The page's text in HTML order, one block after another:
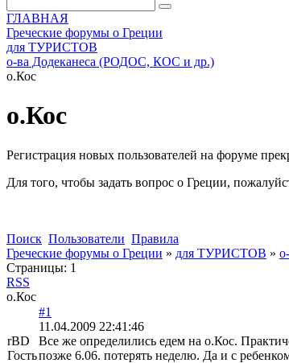
ГЛАВНАЯ
Греческие форумы о Греции
для ТУРИСТОВ
о-ва Додеканеса (РОДОС, КОС и др.)
о.Кос
о.Кос
Регистрация новых пользователей на форуме
Для того, чтобы задать вопрос о Греции,
Поиск Пользователи Правила
Греческие форумы о Греции » для ТУРИСТОВ »
Страницы: 1
RSS
о.Кос
rBD
Гость
#1
11.04.2009 22:41:46
Все же определились едем на о.Кос.
позже 6.06. потерять неделю. Да и с